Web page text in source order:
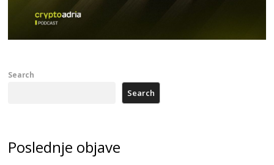
Search
Search
Poslednje objave